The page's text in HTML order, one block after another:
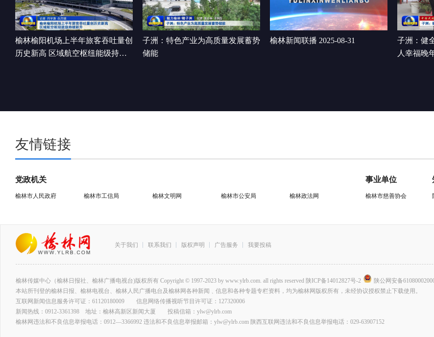
榆林榆阳机场上半年旅客吞吐量创
历史新高 区域航空枢纽能级持续
子洲：特色产业为高质量发展蓄势
储能
榆林新闻联播 2025-08-31
子洲：健
人幸福晚
友情链接
党政机关
榆林市人民政府 榆林市工信局 榆林文明网 榆林市公安局 榆林政法网
事业单位
榆林市慈善协会
关于我们 联系我们 版权声明 广告服务 我要投稿
榆林传媒中心（榆林日报社、榆林广播电视台)版权所有 Copyright © 1997-2023 by www.ylrb.com. all rights reserved 陕ICP备14012827号-2
陕公网安备
本站所刊登的榆林日报、榆林电视台、榆林人民广播电台及榆林网各种新闻﹑信息和各种专题专栏资料，均为榆林网版权所有，未经协议授权禁止下载使用。
互联网新闻信息服务许可证：61120180009 信息网络传播视听节目许可证：127320006
新闻热线：0912-3361398 地址：榆林高新区新闻大厦 投稿信箱：ylw@ylrb.com
榆林网违法和不良信息举报电话：0912—3366992 违法和不良信息举报邮箱：ylw@ylrb.com 陕西互联网违法和不良信息举报电话：029-63907152